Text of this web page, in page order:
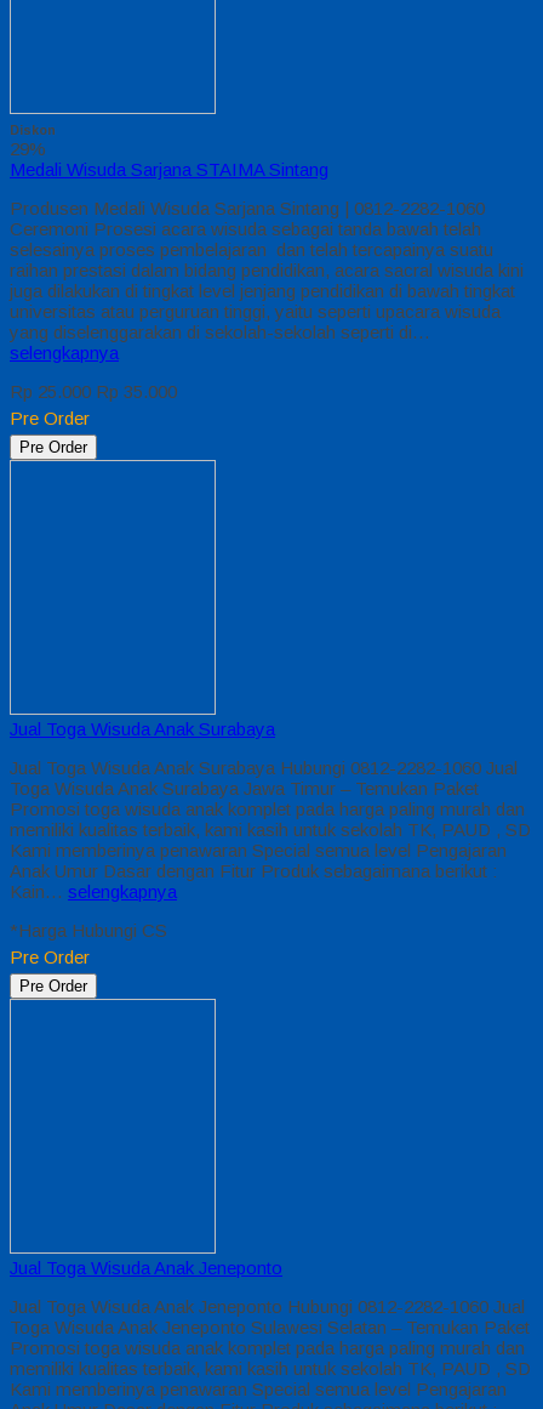
Diskon
29%
Medali Wisuda Sarjana STAIMA Sintang
Produsen Medali Wisuda Sarjana Sintang | 0812-2282-1060
Ceremoni Prosesi acara wisuda sebagai tanda bawah telah
selesainya proses pembelajaran dan telah tercapainya suatu
raihan prestasi dalam bidang pendidikan, acara sacral wisuda kini
juga dilakukan di tingkat level jenjang pendidikan di bawah tingkat
universitas atau perguruan tinggi, yaitu seperti upacara wisuda
yang diselenggarakan di sekolah-sekolah seperti di…
selengkapnya
Rp 25.000 Rp 35.000
Pre Order
Pre Order
Jual Toga Wisuda Anak Surabaya
Jual Toga Wisuda Anak Surabaya Hubungi 0812-2282-1060 Jual
Toga Wisuda Anak Surabaya Jawa Timur – Temukan Paket
Promosi toga wisuda anak komplet pada harga paling murah dan
memiliki kualitas terbaik, kami kasih untuk sekolah TK, PAUD , SD
Kami memberinya penawaran Special semua level Pengajaran
Anak Umur Dasar dengan Fitur Produk sebagaimana berikut :
Kain… selengkapnya
*Harga Hubungi CS
Pre Order
Pre Order
Jual Toga Wisuda Anak Jeneponto
Jual Toga Wisuda Anak Jeneponto Hubungi 0812-2282-1060 Jual
Toga Wisuda Anak Jeneponto Sulawesi Selatan – Temukan Paket
Promosi toga wisuda anak komplet pada harga paling murah dan
memiliki kualitas terbaik, kami kasih untuk sekolah TK, PAUD , SD
Kami memberinya penawaran Special semua level Pengajaran